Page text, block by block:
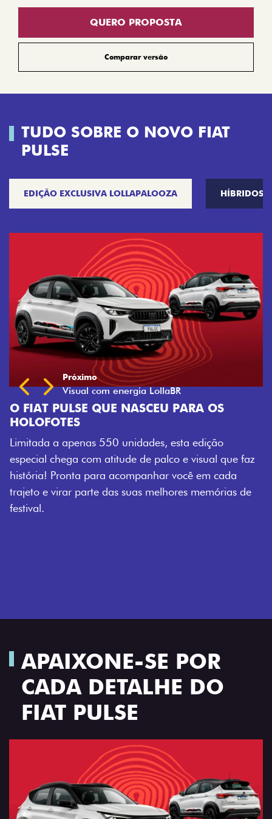
QUERO PROPOSTA
Comparar versão
TUDO SOBRE O NOVO FIAT
PULSE
EDIÇÃO EXCLUSIVA LOLLAPALOOZA HÍBRIDOS
que faz
de
APAIXONE-SE POR
CADA DETALHE DO
FIAT PULSE